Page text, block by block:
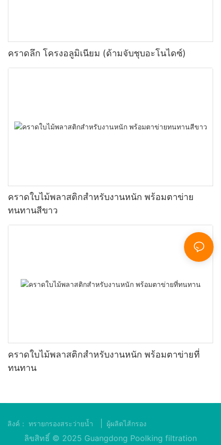
คราดลึก โครงอลูมิเนียม (ด้ามจับชุบอะโนไดซ์)
คราดใบไม้พลาสติกสำหรับงานหนัก พร้อมตาข่าย
ทนทานสีขาว
คราดใบไม้พลาสติกสำหรับงานหนัก พร้อมตาข่ายที่
ทนทาน
ลิงค์： ทรายกรองสระว่ายน้ำ ผู้ผลิตไส้กรอง
ลิขสิทธิ์ © 2025 Guangdong Poolking filtration